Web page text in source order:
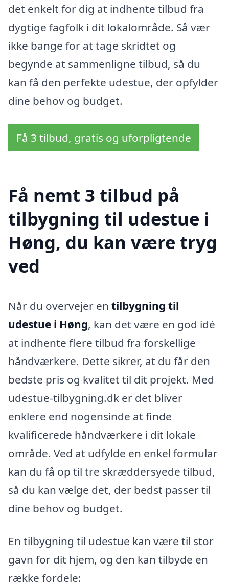
det enkelt for dig at indhente tilbud fra
dygtige fagfolk i dit lokalområde. Så vær
ikke bange for at tage skridtet og
begynde at sammenligne tilbud, så du
kan få den perfekte udestue, der opfylder
dine behov og budget.
Få 3 tilbud, gratis og uforpligtende
Få nemt 3 tilbud på
tilbygning til udestue i
Høng, du kan være tryg
ved
Når du overvejer en tilbygning til
udestue i Høng, kan det være en god idé
at indhente flere tilbud fra forskellige
håndværkere. Dette sikrer, at du får den
bedste pris og kvalitet til dit projekt. Med
udestue-tilbygning.dk er det bliver
enklere end nogensinde at finde
kvalificerede håndværkere i dit lokale
område. Ved at udfylde en enkel formular
kan du få op til tre skræddersyede tilbud,
så du kan vælge det, der bedst passer til
dine behov og budget.
En tilbygning til udestue kan være til stor
gavn for dit hjem, og den kan tilbyde en
række fordele: